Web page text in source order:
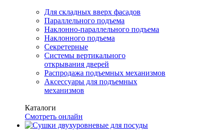
Для складных вверх фасадов
Параллельного подъема
Наклонно-параллельного подъема
Наклонного подъема
Секретерные
Системы вертикального
открывания дверей
Распродажа подъемных механизмов
Аксессуары для подъемных
механизмов
Каталоги
Смотреть онлайн